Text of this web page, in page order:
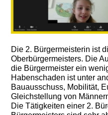
Die 2. Bürgermeisterin ist
Oberbürgermeisters. Die
die Bürgermeister ein
Habenschaden ist unter
Bauausschuss, Mobilität,
Gleichstellung von
Die Tätigkeiten einer 2.